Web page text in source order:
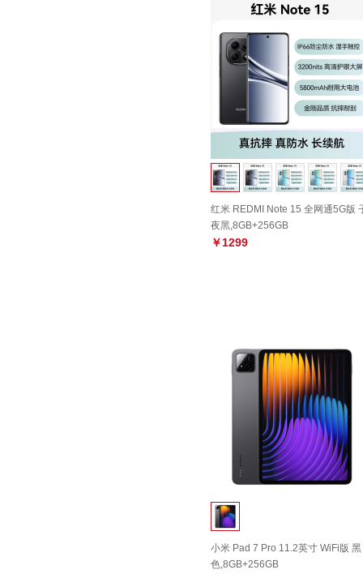
红米 REDMI Note 15 全网通5G版
夜黑,8GB+256GB
￥1299
小米 Pad 7 Pro 11.2英寸 WiFi版 黑
色,8GB+256GB